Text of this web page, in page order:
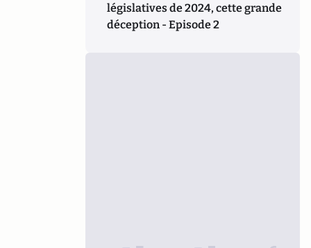
législatives de 2024, cette grande
déception - Episode 2